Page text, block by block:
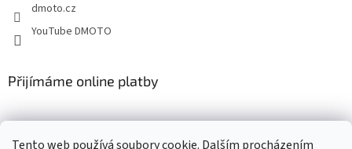
Tento web používá soubory cookie. Dalším procházením
dmoto.cz
YouTube DMOTO
Přijímáme online platby